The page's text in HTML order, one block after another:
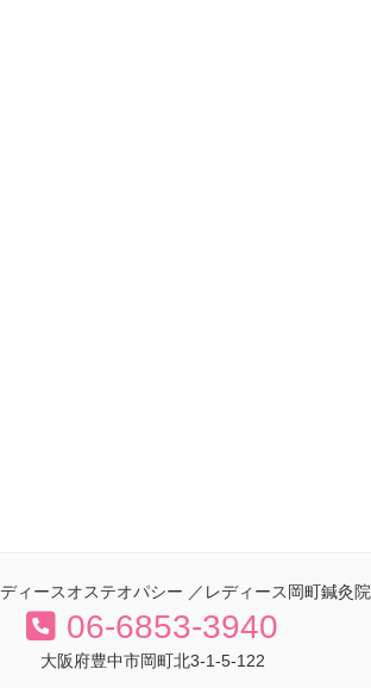
ィースオステオパシー ／レディース岡町鍼灸院
06-6853-3940
大阪府豊中市岡町北3-1-5-122